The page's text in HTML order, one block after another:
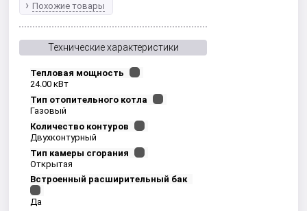
Похожие товары
Технические характеристики
Тепловая мощность
24.00 кВт
Тип отопительного котла
Газовый
Количество контуров
Двухконтурный
Тип камеры сгорания
Открытая
Встроенный расширительный бак
Да